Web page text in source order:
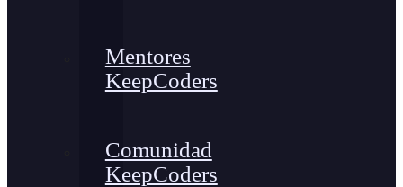
Mentores
KeepCoders
Comunidad
KeepCoders